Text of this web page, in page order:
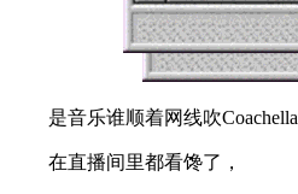
是音乐谁顺着网线吹Coachella
在直播间里都看馋了，